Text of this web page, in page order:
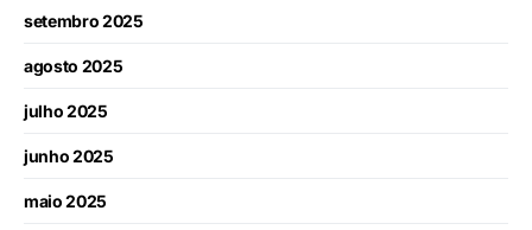
setembro 2025
agosto 2025
julho 2025
junho 2025
maio 2025